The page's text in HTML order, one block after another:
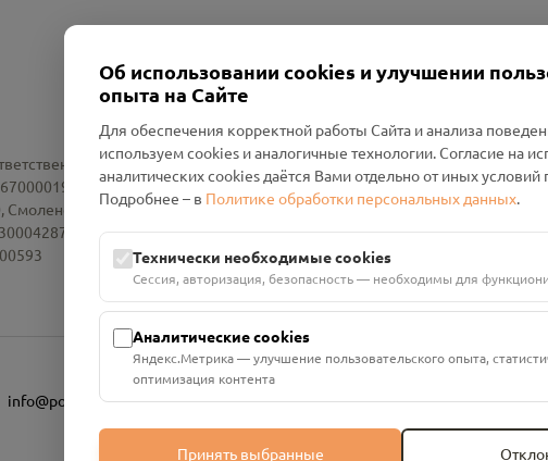
«Смоленский Проект Помним»
область, р-н Руднянский, г. Рудня, улица Западная, д. 26А, пом.
в АО "АЛЬФА-БАНК"
info@pomnim.online
Об использовании cookies и улучшении
опыта на Сайте
Для обеспечения корректной работы Сайта и анализа
используем cookies и аналогичные технологии. Согласие на
аналитических cookies даётся Вами отдельно от иных
Подробнее – в Политике обработки персональных данных.
Технически необходимые cookies
Сессия, авторизация, безопасность — необходимы для
Аналитические cookies
Яндекс.Метрика — улучшение пользовательского опыта,
оптимизация контента
Принять выбранные